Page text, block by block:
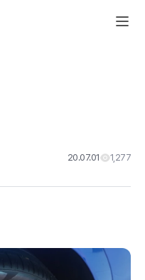
20.07.01 1,277